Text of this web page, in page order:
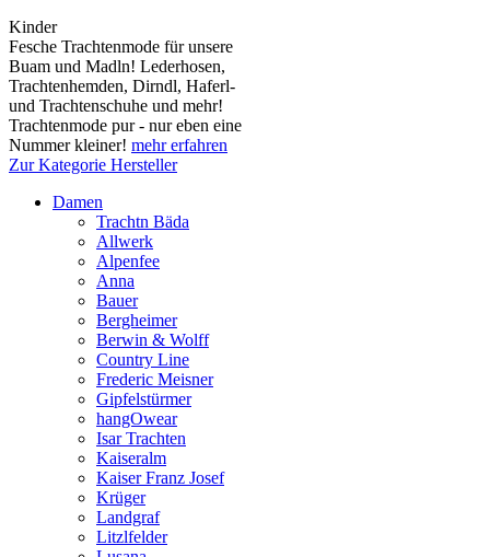
Kinder
Fesche Trachtenmode für unsere
Buam und Madln! Lederhosen,
Trachtenhemden, Dirndl, Haferl-
und Trachtenschuhe und mehr!
Trachtenmode pur - nur eben eine
Nummer kleiner! mehr erfahren
Zur Kategorie Hersteller
Damen
Trachtn Bäda
Allwerk
Alpenfee
Anna
Bauer
Bergheimer
Berwin & Wolff
Country Line
Frederic Meisner
Gipfelstürmer
hangOwear
Isar Trachten
Kaiseralm
Kaiser Franz Josef
Krüger
Landgraf
Litzlfelder